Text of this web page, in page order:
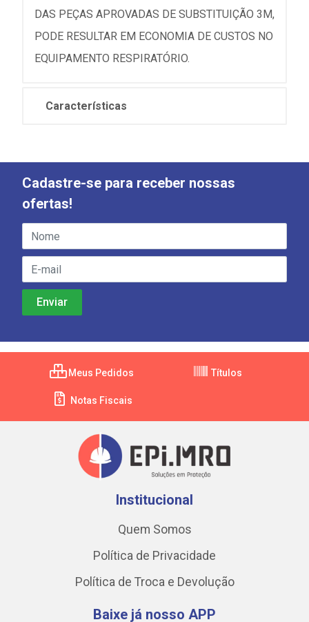
DAS PEÇAS APROVADAS DE SUBSTITUIÇÃO 3M,
PODE RESULTAR EM ECONOMIA DE CUSTOS NO
EQUIPAMENTO RESPIRATÓRIO.
Características
Cadastre-se para receber nossas
ofertas!
Meus Pedidos Títulos
Notas Fiscais
Institucional
Quem Somos
Política de Privacidade
Política de Troca e Devolução
Baixe já nosso APP